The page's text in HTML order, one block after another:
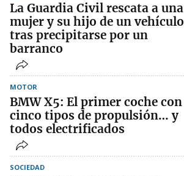
La Guardia Civil rescata a una
mujer y su hijo de un vehículo
tras precipitarse por un
barranco
MOTOR
BMW X5: El primer coche con
cinco tipos de propulsión… y
todos electrificados
SOCIEDAD